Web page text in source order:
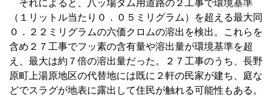
それによると、八ッ場ダム用道路の２工事で環境基準
（１リットル当たり０．０５ミリグラム）を超える最大同
０．２２ミリグラムの六価クロムの溶出を検出。これらを
含め２７工事でフッ素の含有量や溶出量が環境基準を超
え、最大は約７倍の溶出量だった。２７工事のうち、長野
原町上湯原地区の代替地には既に２軒の民家が建ち、庭な
どでスラグが地表に露出して住民が触れる可能性もある。